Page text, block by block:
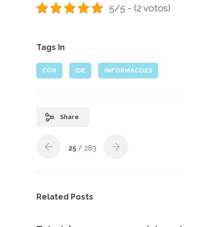
5/5 - (2 votos)
Tags In
COR IDE INFORMACOES
Share
25 / 283
Related Posts